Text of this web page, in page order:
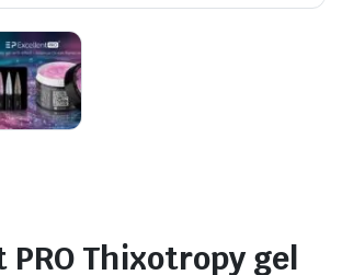
PRO Thixotropy gel